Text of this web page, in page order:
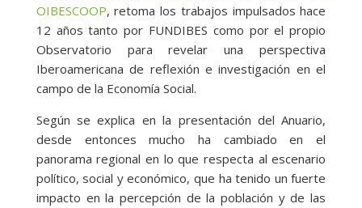
OIBESCOOP, retoma los trabajos impulsados hace
12 años tanto por FUNDIBES como por el propio
Observatorio para revelar una perspectiva
Iberoamericana de reflexión e investigación en el
campo de la Economía Social.
Según se explica en la presentación del Anuario,
desde entonces mucho ha cambiado en el
panorama regional en lo que respecta al escenario
político, social y económico, que ha tenido un fuerte
impacto en la percepción de la población y de las